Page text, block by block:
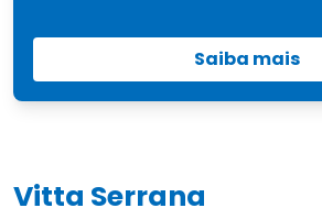
Vitta Serrana
Saiba mais